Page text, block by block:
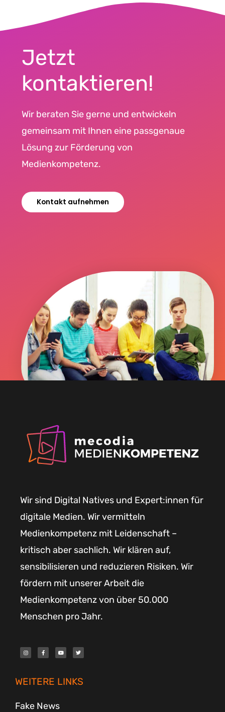
Jetzt
kontaktieren!
Wir beraten Sie gerne und entwickeln
gemeinsam mit Ihnen eine passgenaue
Lösung zur Förderung von
Medienkompetenz.
Kontakt aufnehmen
Wir sind Digital Natives und Expert:innen für
digitale Medien. Wir vermitteln
Medienkompetenz mit Leidenschaft –
kritisch aber sachlich. Wir klären auf,
sensibilisieren und reduzieren Risiken. Wir
fördern mit unserer Arbeit die
Medienkompetenz von über 50.000
Menschen pro Jahr.
I
n
s
a
m
F
a
c
k
-
Y
o
u
T
w
i
WEITERE LINKS
Fake News